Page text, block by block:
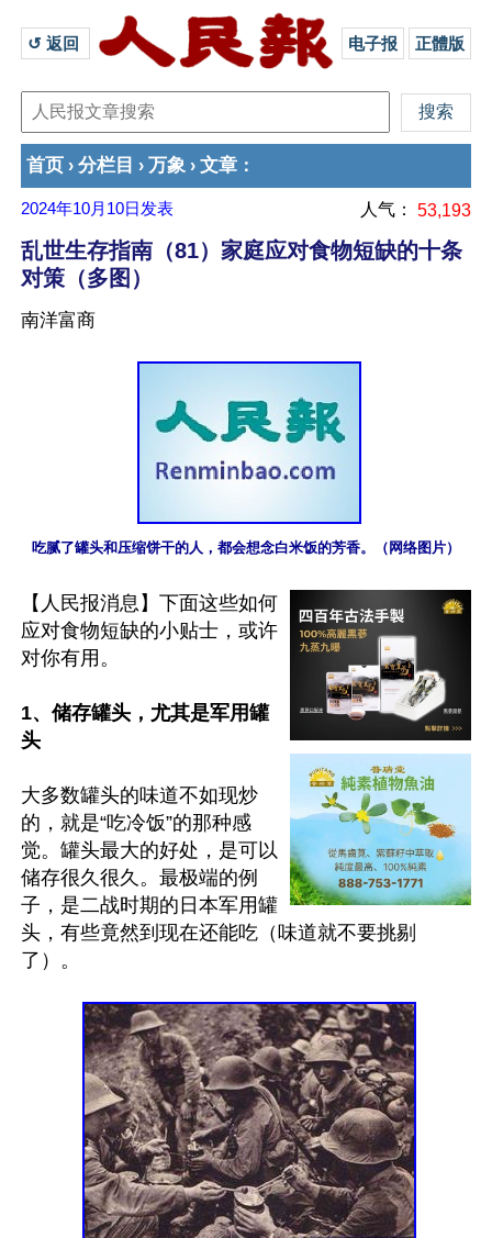
↺ 返回 电子报 正體版
首页 › 分栏目 › 万象 › 文章 ：
2024年10月10日 发表 人气： 53,193
乱世生存指南（81）家庭应对食物短缺的十条
对策（多图）
南洋富商
吃腻了罐头和压缩饼干的人，都会想念白米饭的芳香。（网络图片）
【人民报消息】下面这些如何
应对食物短缺的小贴士，或许
对你有用。
1、储存罐头，尤其是军用罐
头
大多数罐头的味道不如现炒
的，就是“吃冷饭”的那种感
觉。罐头最大的好处，是可以
储存很久很久。最极端的例
子，是二战时期的日本军用罐
头，有些竟然到现在还能吃（味道就不要挑剔
了）。